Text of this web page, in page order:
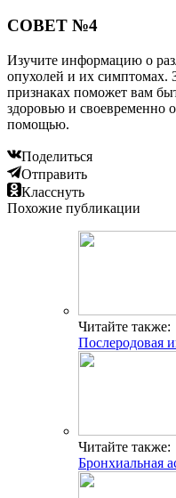
СОВЕТ №4
Изучите информацию о
опухолей и их симптомах.
признаках поможет вам
здоровью и своевременно
помощью.
Поделиться
Отправить
Класснуть
Похожие публикации
Читайте также:
Послеродовая
Читайте также:
Бронхиальная